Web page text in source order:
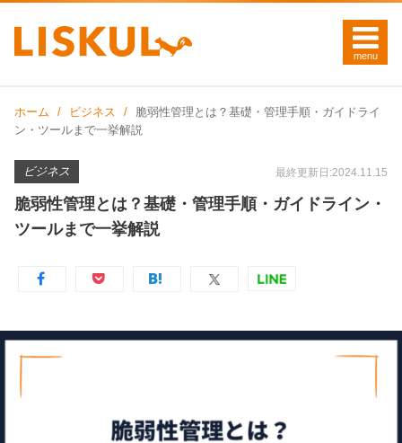
ホーム ビジネス
脆弱性管理とは？基礎・管理手順・ガイドライ
ン・ツールまで一挙解説
ビジネス 最終更新日:2024.11.15
脆弱性管理とは？基礎・管理手順・ガイドライン・
ツールまで一挙解説